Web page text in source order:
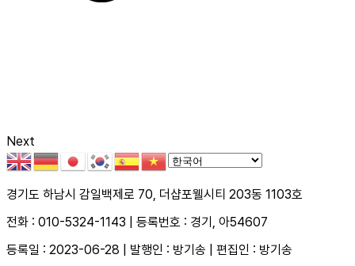
Next
경기도 하남시 감일백제로 70, 더샵포웰시티 203동 1103호
전화 : 010-5324-1143 | 등록번호 : 경기, 아54607
등록일 : 2023-06-28 | 발행인 : 방기송 | 편집인 : 방기송